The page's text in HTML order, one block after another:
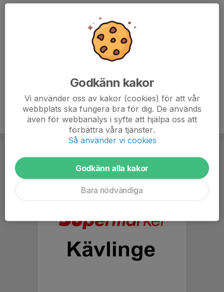
Godkänn kakor
Vi använder oss av kakor (cookies) för att vår
webbplats ska fungera bra för dig. De används
även för webbanalys i syfte att hjälpa oss att
förbättra våra tjänster.
Så använder vi cookies
Godkänn alla kakor
Bara nödvändiga